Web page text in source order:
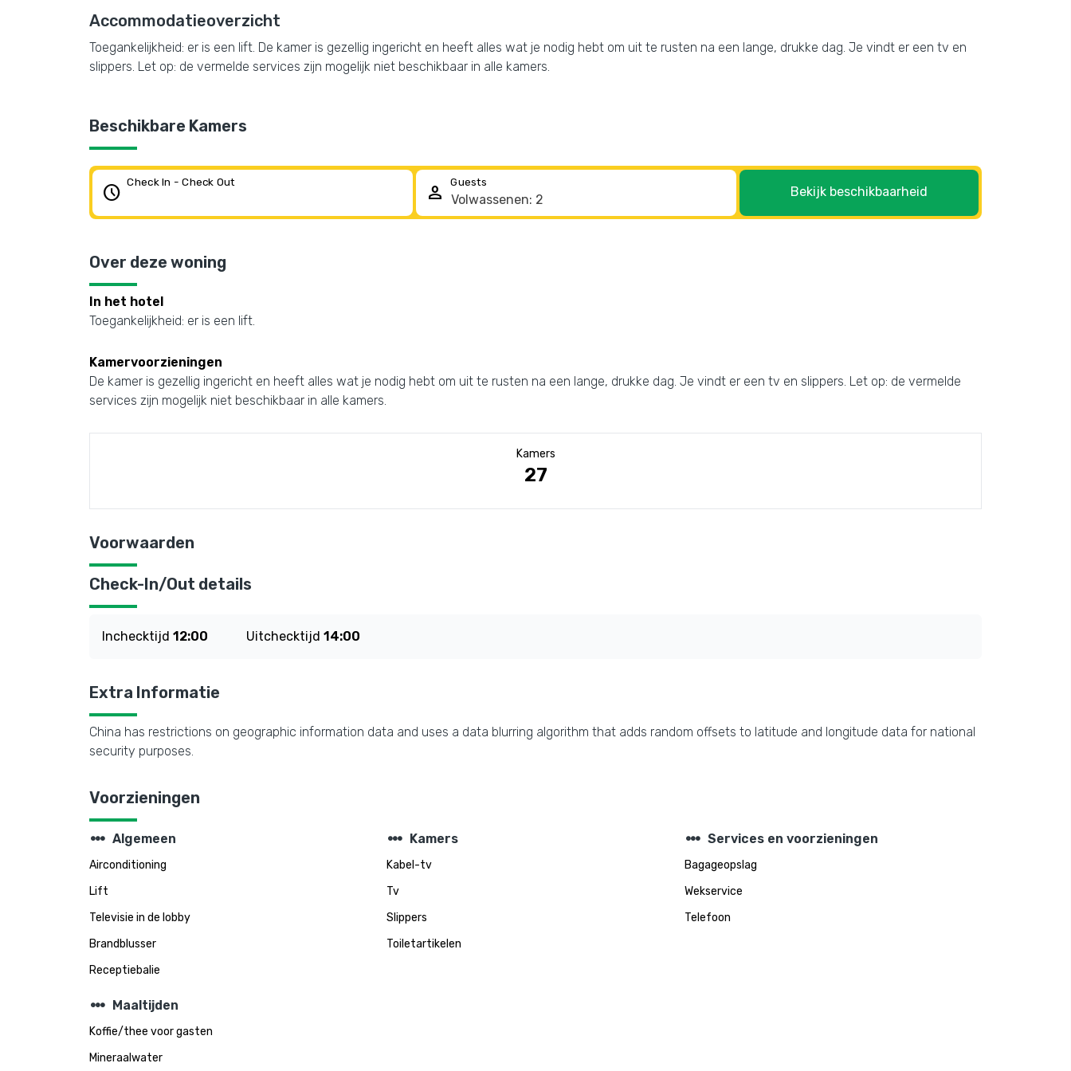
Accommodatieoverzicht
Toegankelijkheid: er is een lift. De kamer is gezellig ingericht en heeft alles wat je nodig hebt om uit te rusten na een lange, drukke dag. Je vindt er een tv en
slippers. Let op: de vermelde services zijn mogelijk niet beschikbaar in alle kamers.
Beschikbare Kamers
schedule Check In - Check Out person Guests
Bekijk beschikbaarheid
Over deze woning
In het hotel
Toegankelijkheid: er is een lift.
Kamervoorzieningen
De kamer is gezellig ingericht en heeft alles wat je nodig hebt om uit te rusten na een lange, drukke dag. Je vindt er een tv en slippers. Let op: de vermelde
services zijn mogelijk niet beschikbaar in alle kamers.
Kamers
27
Voorwaarden
Check-In/Out details
Inchecktijd 12:00 Uitchecktijd 14:00
Extra Informatie
China has restrictions on geographic information data and uses a data blurring algorithm that adds random offsets to latitude and longitude data for national
security purposes.
Voorzieningen
steppers Algemeen
Airconditioning
Lift
Televisie in de lobby
Brandblusser
Receptiebalie
steppers Kamers
Kabel-tv
Tv
Slippers
Toiletartikelen
steppers Services en voorzieningen
Bagageopslag
Wekservice
Telefoon
steppers Maaltijden
Koffie/thee voor gasten
Mineraalwater